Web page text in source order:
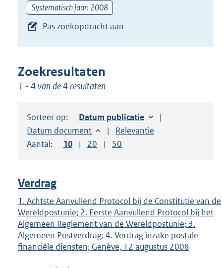
toets
om
toegang
te
tot
de
Druk
om
ENTER
keuze
bevestigen.
Systematisch jaar: 2008
Pas zoekopdracht aan
Zoekresultaten
1 - 4 van de 4 resultaten
Sorteer op: Sorteer op:
Datum publicatie
Sorteer op:
Datum document Sorteer op:
Relevantie
Aantal:
Toon
10 resultaten per pagina
Toon
20 resultaten per pagina
Toon
50
Verdrag
1. Achtste Aanvullend Protocol bij de Constitutie van de
Wereldpostunie; 2. Eerste Aanvullend Protocol bij het
Algemeen Reglement van de Wereldpostunie; 3.
Algemeen Postverdrag; 4. Verdrag inzake postale
financiële diensten; Genève, 12 augustus 2008